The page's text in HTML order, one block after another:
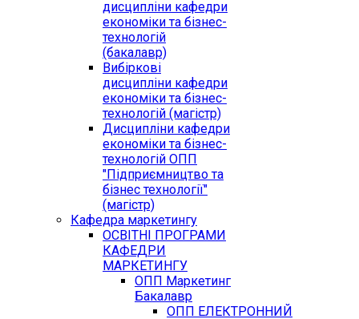
дисципліни кафедри
економіки та бізнес-
технологій
(бакалавр)
Вибіркові
дисципліни кафедри
економіки та бізнес-
технологій (магістр)
Дисципліни кафедри
економіки та бізнес-
технологій ОПП
"Підприємництво та
бізнес технології"
(магістр)
Кафедра маркетингу
ОСВІТНІ ПРОГРАМИ
КАФЕДРИ
МАРКЕТИНГУ
ОПП Маркетинг
Бакалавр
ОПП ЕЛЕКТРОННИЙ